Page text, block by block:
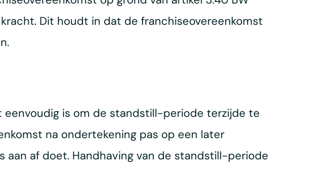
Dit houdt in dat de franchiseovereenkomst
is om de standstill-periode terzijde te
na ondertekening pas op een later
af doet. Handhaving van de standstill-periode